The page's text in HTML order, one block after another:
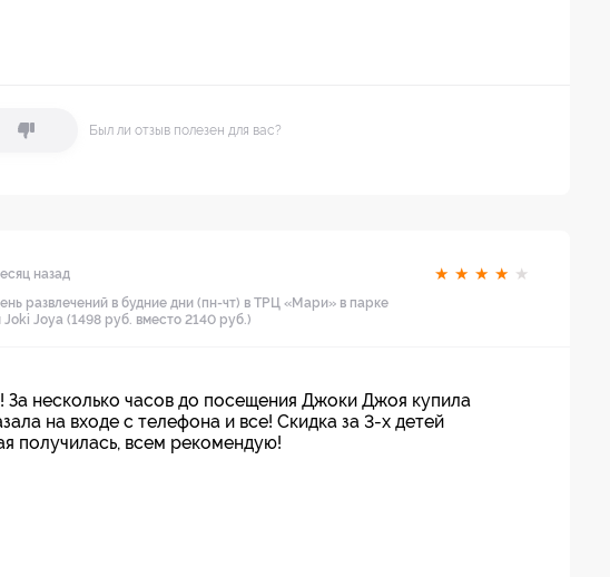
Был ли отзыв полезен для вас?
назад ★ ★ ★ ★ ★
развлечений в будние дни (пн-чт) в ТРЦ «Мари» в парке
Joki Joya (1498 руб. вместо 2140 руб.)
За несколько часов до посещения Джоки Джоя купила
на входе с телефона и все! Скидка за 3-х детей
получилась, всем рекомендую!